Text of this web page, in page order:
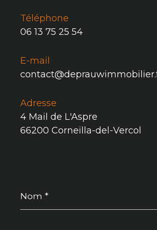
Téléphone
06 13 75 25 54
E-mail
Adresse
4 Mail de L'Aspre
66200 Corneilla-del-Vercol
*